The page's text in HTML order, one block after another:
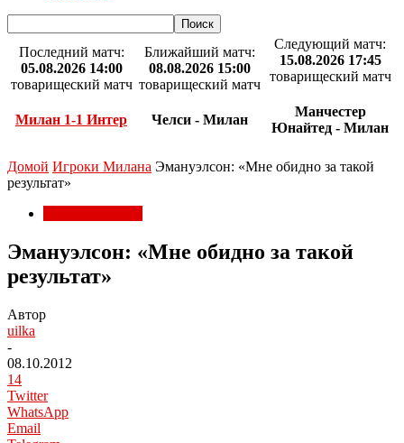
Последний матч:
05.08.2026 14:00
товарищеский матч
Милан 1-1 Интер
Ближайший матч:
08.08.2026 15:00
товарищеский матч
Челси - Милан
Следующий матч:
15.08.2026 17:45
товарищеский матч
Манчестер
Юнайтед - Милан
Домой Игроки Милана Эмануэлсон: «Мне обидно за такой
результат»
Эмануэлсон: «Мне обидно за такой
результат»
Автор
uilka
-
08.10.2012
14
Twitter
WhatsApp
Email